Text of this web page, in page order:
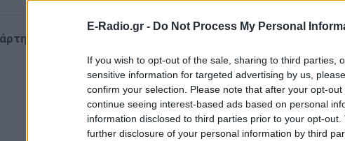
E-Radio.gr - Do Not Process My Personal
If you wish to opt-out of the sale, sharing to third parties,
sensitive information for targeted advertising by us,
confirm your selection. Please note that after your opt-
continue seeing interest-based ads based on personal
information disclosed to third parties prior to your opt-
further disclosure of your personal information by third
του Δημήτρη Αποστόλου στο Facebook